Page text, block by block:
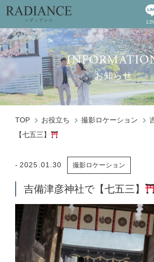
お知らせ
TOP お役立ち 撮影ロケーション
【七五三】
2025.01.30 撮影ロケーション
吉備津彦神社で【七五三】